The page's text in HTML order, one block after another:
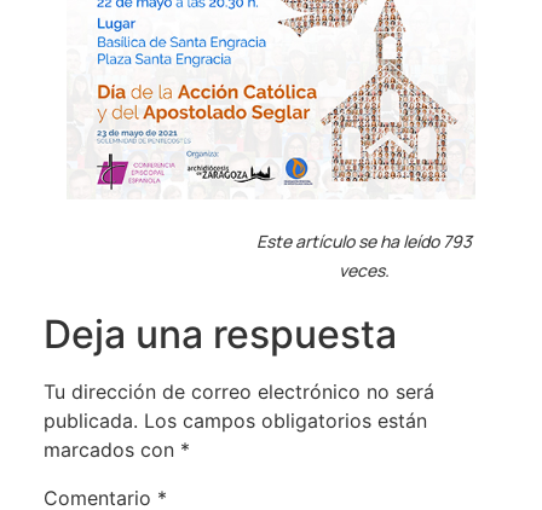
Este artículo se ha leído 793
veces.
Deja una respuesta
Tu dirección de correo electrónico no será
publicada. Los campos obligatorios están
marcados con *
Comentario *